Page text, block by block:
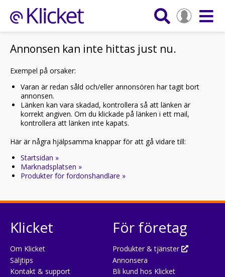
Annonsen kan inte hittas just nu.
Exempel på orsaker:
Varan är redan såld och/eller annonsören har tagit bort
annonsen.
Länken kan vara skadad, kontrollera så att länken är
korrekt angiven. Om du klickade på länken i ett mail,
kontrollera att länken inte kapats.
Här är några hjälpsamma knappar för att gå vidare till:
Startsidan »
Marknadsplatsen »
Produkter för fordonshandlare »
Klicket
Om Klicket
Säljtips
Kontakt & support
För företag
Produkter & tjänster
Annonsera
Bli kund hos Klicket